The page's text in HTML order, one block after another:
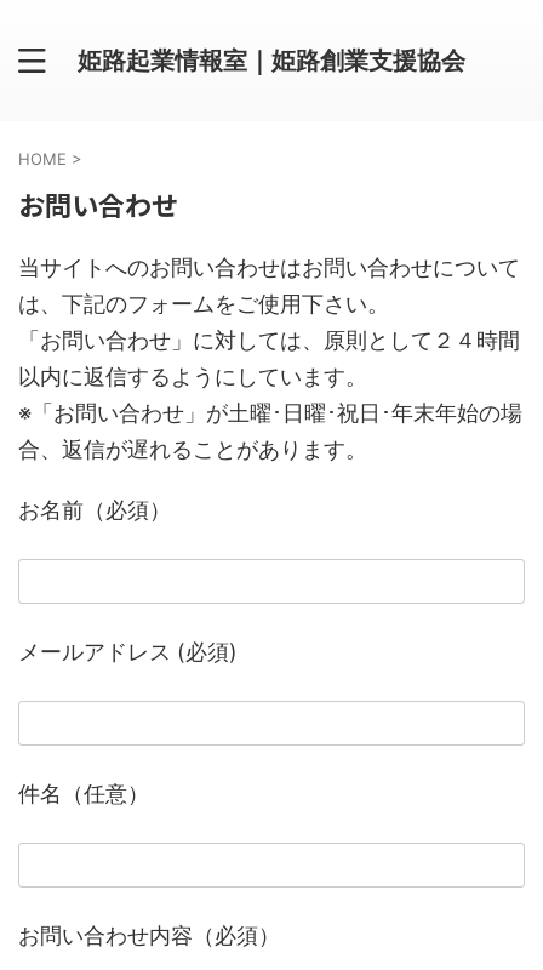
姫路起業情報室｜姫路創業支援協会
HOME >
お問い合わせ
当サイトへのお問い合わせはお問い合わせについて
は、下記のフォームをご使用下さい。
「お問い合わせ」に対しては、原則として２４時間
以内に返信するようにしています。
※「お問い合わせ」が土曜･日曜･祝日･年末年始の場
合、返信が遅れることがあります。
お名前（必須）
メールアドレス (必須)
件名（任意）
お問い合わせ内容（必須）